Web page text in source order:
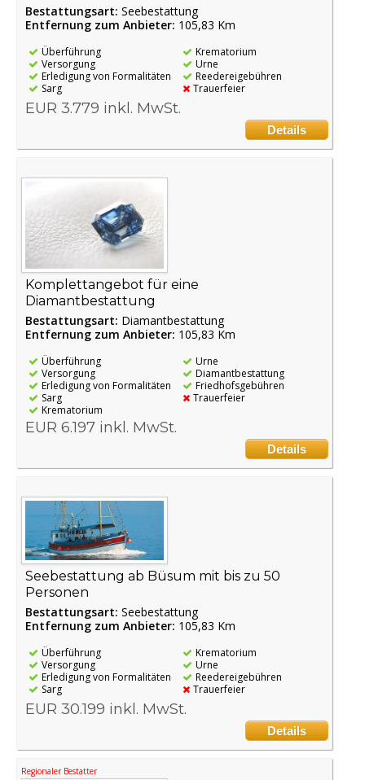
Bestattungsart: Seebestattung
Entfernung zum Anbieter: 105,83 Km
Überführung
Versorgung
Erledigung von Formalitäten
Sarg
Krematorium
Urne
Reedereigebühren
Trauerfeier
EUR 3.779 inkl. MwSt.
Details
Komplettangebot für eine
Diamantbestattung
Bestattungsart: Diamantbestattung
Entfernung zum Anbieter: 105,83 Km
Überführung
Versorgung
Erledigung von Formalitäten
Sarg
Krematorium
Urne
Diamantbestattung
Friedhofsgebühren
Trauerfeier
EUR 6.197 inkl. MwSt.
Details
Seebestattung ab Büsum mit bis zu 50
Personen
Bestattungsart: Seebestattung
Entfernung zum Anbieter: 105,83 Km
Überführung
Versorgung
Erledigung von Formalitäten
Sarg
Krematorium
Urne
Reedereigebühren
Trauerfeier
EUR 30.199 inkl. MwSt.
Details
Regionaler Bestatter